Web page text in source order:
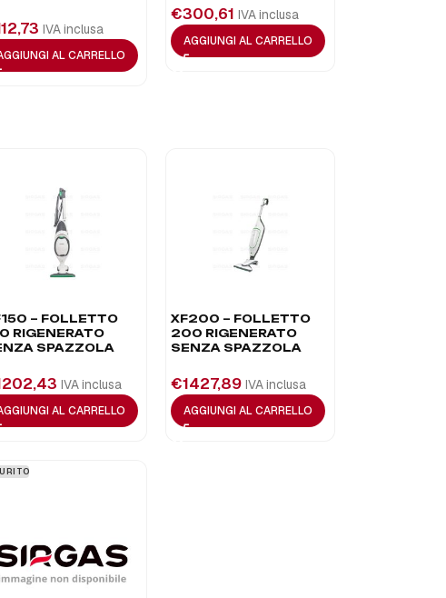
IVA inclusa
AL CARRELLO
€300,61 IVA inclusa
AGGIUNGI AL CARRELLO
– FOLLETTO
RIGENERATO
SPAZZOLA
IVA inclusa
AL CARRELLO
XF200 – FOLLETTO
200 RIGENERATO
SENZA SPAZZOLA
€1427,89 IVA inclusa
AGGIUNGI AL CARRELLO